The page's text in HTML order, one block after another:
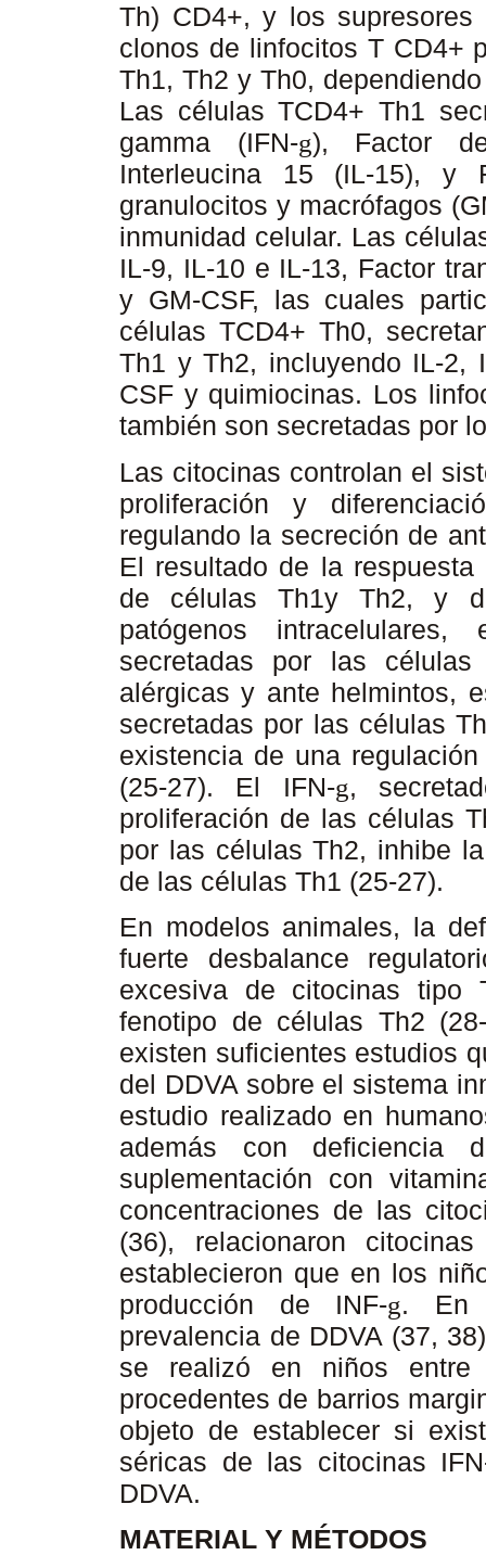
Th) CD4+, y los
clonos de linfocitos T CD4+
Th1, Th2 y Th0,
Las células TCD4+ Th1
gamma (IFN-g), Factor
Interleucina 15 (IL-15), y
granulocitos y macrófagos
inmunidad celular. Las
IL-9, IL-10 e IL-13, Factor
y GM-CSF, las cuales
células TCD4+ Th0,
Th1 y Th2, incluyendo IL-2,
CSF y quimiocinas. Los
también son secretadas por
Las citocinas controlan el
proliferación y
regulando la secreción de
El resultado de la
de células Th1y Th2, y
patógenos
secretadas por las
alérgicas y ante helmintos,
secretadas por las células
existencia de una
(25-27). El IFN-g,
proliferación de las células
por las células Th2, inhibe
de las células Th1 (25-27).
En modelos animales, la
fuerte desbalance
excesiva de citocinas tipo
fenotipo de células Th2
existen suficientes estudios
del DDVA sobre el sistema
estudio realizado en
además con deficiencia
suplementación con
concentraciones de las
(36), relacionaron
establecieron que en los
producción de INF-g. En
prevalencia de DDVA (37,
se realizó en niños
procedentes de barrios
objeto de establecer si
séricas de las citocinas
DDVA.
MATERIAL Y MÉTODOS